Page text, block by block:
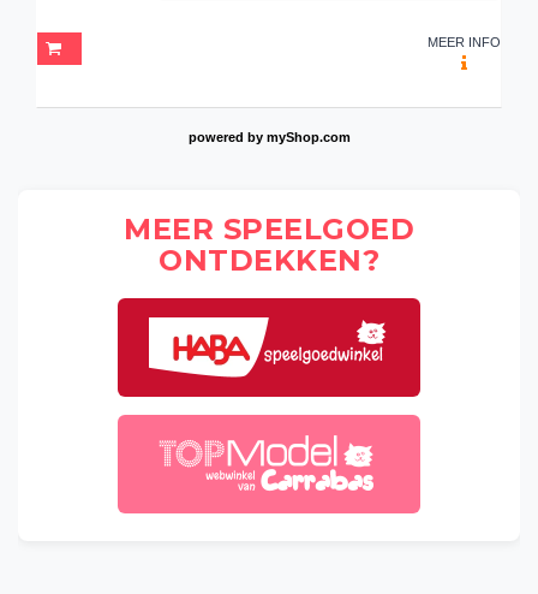
MEER INFO
powered by myShop.com
MEER SPEELGOED
ONTDEKKEN?